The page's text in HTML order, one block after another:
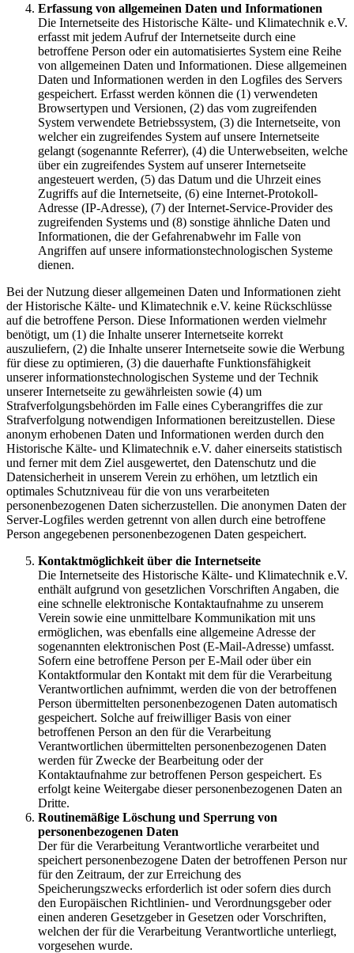
Erfassung von allgemeinen Daten und Informationen
Die Internetseite des Historische Kälte- und Klimatechnik e.V.
erfasst mit jedem Aufruf der Internetseite durch eine
betroffene Person oder ein automatisiertes System eine Reihe
von allgemeinen Daten und Informationen. Diese allgemeinen
Daten und Informationen werden in den Logfiles des Servers
gespeichert. Erfasst werden können die (1) verwendeten
Browsertypen und Versionen, (2) das vom zugreifenden
System verwendete Betriebssystem, (3) die Internetseite, von
welcher ein zugreifendes System auf unsere Internetseite
gelangt (sogenannte Referrer), (4) die Unterwebseiten, welche
über ein zugreifendes System auf unserer Internetseite
angesteuert werden, (5) das Datum und die Uhrzeit eines
Zugriffs auf die Internetseite, (6) eine Internet-Protokoll-
Adresse (IP-Adresse), (7) der Internet-Service-Provider des
zugreifenden Systems und (8) sonstige ähnliche Daten und
Informationen, die der Gefahrenabwehr im Falle von
Angriffen auf unsere informationstechnologischen Systeme
dienen.
Bei der Nutzung dieser allgemeinen Daten und Informationen zieht
der Historische Kälte- und Klimatechnik e.V. keine Rückschlüsse
auf die betroffene Person. Diese Informationen werden vielmehr
benötigt, um (1) die Inhalte unserer Internetseite korrekt
auszuliefern, (2) die Inhalte unserer Internetseite sowie die Werbung
für diese zu optimieren, (3) die dauerhafte Funktionsfähigkeit
unserer informationstechnologischen Systeme und der Technik
unserer Internetseite zu gewährleisten sowie (4) um
Strafverfolgungsbehörden im Falle eines Cyberangriffes die zur
Strafverfolgung notwendigen Informationen bereitzustellen. Diese
anonym erhobenen Daten und Informationen werden durch den
Historische Kälte- und Klimatechnik e.V. daher einerseits statistisch
und ferner mit dem Ziel ausgewertet, den Datenschutz und die
Datensicherheit in unserem Verein zu erhöhen, um letztlich ein
optimales Schutzniveau für die von uns verarbeiteten
personenbezogenen Daten sicherzustellen. Die anonymen Daten der
Server-Logfiles werden getrennt von allen durch eine betroffene
Person angegebenen personenbezogenen Daten gespeichert.
Kontaktmöglichkeit über die Internetseite
Die Internetseite des Historische Kälte- und Klimatechnik e.V.
enthält aufgrund von gesetzlichen Vorschriften Angaben, die
eine schnelle elektronische Kontaktaufnahme zu unserem
Verein sowie eine unmittelbare Kommunikation mit uns
ermöglichen, was ebenfalls eine allgemeine Adresse der
sogenannten elektronischen Post (E-Mail-Adresse) umfasst.
Sofern eine betroffene Person per E-Mail oder über ein
Kontaktformular den Kontakt mit dem für die Verarbeitung
Verantwortlichen aufnimmt, werden die von der betroffenen
Person übermittelten personenbezogenen Daten automatisch
gespeichert. Solche auf freiwilliger Basis von einer
betroffenen Person an den für die Verarbeitung
Verantwortlichen übermittelten personenbezogenen Daten
werden für Zwecke der Bearbeitung oder der
Kontaktaufnahme zur betroffenen Person gespeichert. Es
erfolgt keine Weitergabe dieser personenbezogenen Daten an
Dritte.
Routinemäßige Löschung und Sperrung von
personenbezogenen Daten
Der für die Verarbeitung Verantwortliche verarbeitet und
speichert personenbezogene Daten der betroffenen Person nur
für den Zeitraum, der zur Erreichung des
Speicherungszwecks erforderlich ist oder sofern dies durch
den Europäischen Richtlinien- und Verordnungsgeber oder
einen anderen Gesetzgeber in Gesetzen oder Vorschriften,
welchen der für die Verarbeitung Verantwortliche unterliegt,
vorgesehen wurde.